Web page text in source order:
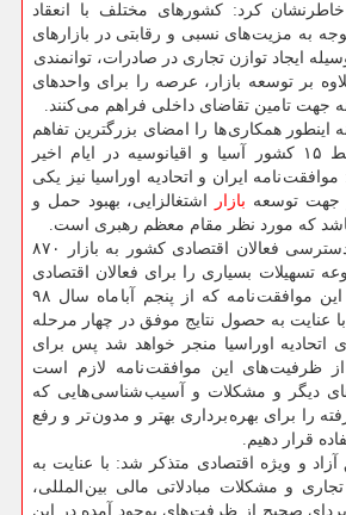
کرد: کشورهای مختلف با انعقاد
توجه به مزیت های نسبی و رقابتی در بازارهای
ایجاد توازن تجاری در صادرات، توانمندی
بر توسعه بازار، عرصه را برای واحدهای
جهت تامین تقاضای داخلی فراهم می کنند.
اینطور همکاری ها را امضای بزرگترین تفاهم
آزاد جهان توسط ۱۵ کشور آسیا و اقیانوسیه در ایام اخیر
نامه ایران و اتحادیه اوراسیا نیز یکی
جهت توسعه بازار
اشتغالزایی، بهبود حمل و
که مورد نظر مقام معظم رهبری است.
وی با اشاره به اینکه دسترسی فعالان اقتصادی کشور به بازار ۸۷۰
تسهیلات بسیاری را برای فعالان اقتصادی
فراهم می کند، افزود: این موافقت نامه که از پنجم آبا ماه سال ۹۸
عنایت به حصول نتایج موفق در چهار مرحله
اتحادیه اوراسیا منجر خواهد شد پس برای
از ظرفیت های این موافقت نامه لازم است
های دیگر و مشکلات و آسیب شناسی هایی که
را برای بهره برداری بهتر و مدون تر و رفع
قرار دهیم.
آزاد و ویژه اقتصادی متذکر شد: با عنایت به
و مشکلات مبادلاتی مالی بین المللی،
صحیح از ظرفت های بوجود آمده در این